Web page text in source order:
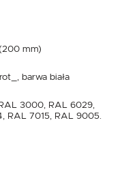
mm)
barwa biała
3000, RAL 6029,
RAL 7015, RAL 9005.